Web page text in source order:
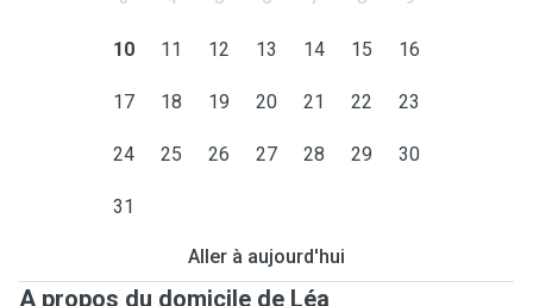
10 11 12 13 14 15 16
17 18 19 20 21 22 23
24 25 26 27 28 29 30
31
Aller à aujourd'hui
A propos du domicile de Léa